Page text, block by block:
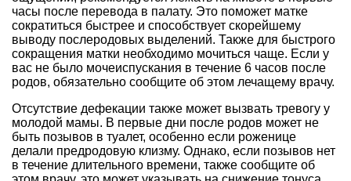
часы после перевода в палату. Это поможет матке
сократиться быстрее и способствует скорейшему
выводу послеродовых выделений. Также для быстрого
сокращения матки необходимо мочиться чаще. Если у
вас не было мочеиспускания в течение 6 часов после
родов, обязательно сообщите об этом лечащему врачу.
Отсутствие дефекации также может вызвать тревогу у
молодой мамы. В первые дни после родов может не
быть позывов в туалет, особенно если роженице
делали предродовую клизму. Однако, если позывов нет
в течение длительного времени, также сообщите об